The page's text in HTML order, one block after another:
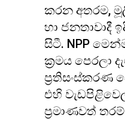
කරන අතරම,
හා ජනතාවාදී
සිටී. NPP
ක්‍රමය පෙරලා
ප්‍රතිසංස්කරණ
එහි
ප්‍රමාණවත්